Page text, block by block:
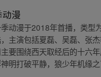
漫
动漫于2018年首播，类型
主演包括夏磊、吴磊、张
要围绕西天取经后的十六
明打破平静，狼少年机缘